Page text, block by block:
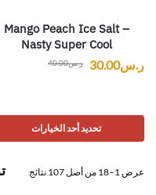
Mango Peach Ice Salt –
Nasty Super Cool
ر.س40.00 ر.س30.00
تحديد أحد الخيارات
عرض 1–18 من أصل 107 نتائج